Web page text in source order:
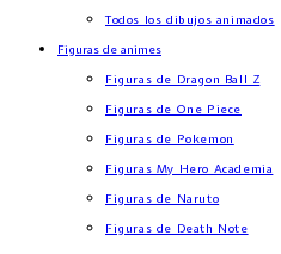
Todos los dibujos animados
Figuras de animes
Figuras de Dragon Ball Z
Figuras de One Piece
Figuras de Pokemon
Figuras My Hero Academia
Figuras de Naruto
Figuras de Death Note